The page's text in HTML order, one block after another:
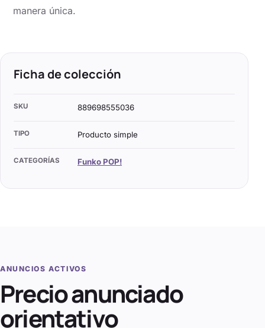
manera única.
Ficha de colección
SKU 889698555036
TIPO Producto simple
CATEGORÍAS Funko POP!
ANUNCIOS ACTIVOS
Precio anunciado
orientativo